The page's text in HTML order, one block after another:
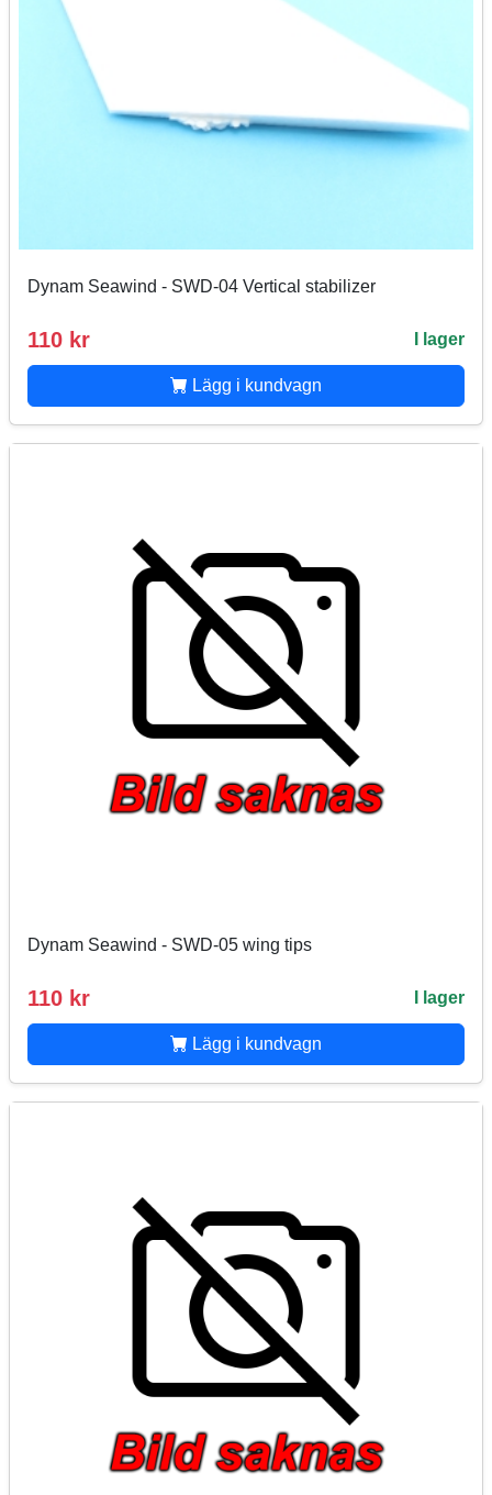
Dynam Seawind - SWD-04 Vertical stabilizer
110 kr I lager
Lägg i kundvagn
Dynam Seawind - SWD-05 wing tips
110 kr I lager
Lägg i kundvagn